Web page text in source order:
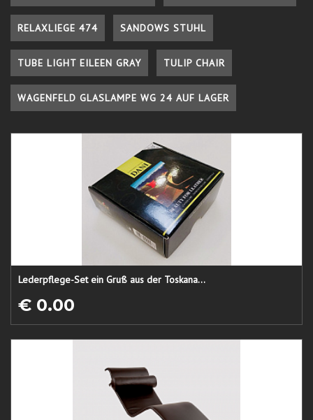
RELAXLIEGE 474 SANDOWS STUHL
TUBE LIGHT EILEEN GRAY TULIP CHAIR
WAGENFELD GLASLAMPE WG 24 AUF LAGER
Lederpflege-Set ein Gruß aus der Toskana...
€ 0.00